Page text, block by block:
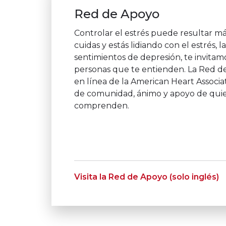
Red de Apoyo
Controlar el estrés puede resultar
cuidas y estás lidiando con el estrés,
sentimientos de depresión, te
personas que te entienden. La Red
en línea de la American Heart
de comunidad, ánimo y apoyo de
comprenden.
Visita la Red de Apoyo (solo inglés)